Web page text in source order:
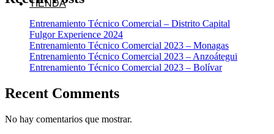
TIENDA
Entrenamiento Técnico Comercial – Distrito Capital
Fulgor Experience 2024
Entrenamiento Técnico Comercial 2023 – Monagas
Entrenamiento Técnico Comercial 2023 – Anzoátegui
Entrenamiento Técnico Comercial 2023 – Bolívar
Recent Comments
No hay comentarios que mostrar.